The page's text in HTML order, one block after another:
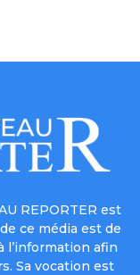
REPORTER est
ce média est de
l’information afin
Sa vocation est